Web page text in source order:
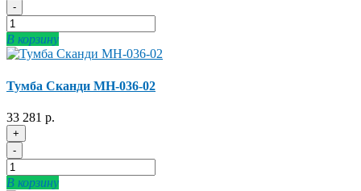
-
В корзину
Тумба Сканди МН-036-02
33 281 р.
+
-
В корзину